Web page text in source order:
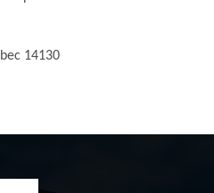
14130